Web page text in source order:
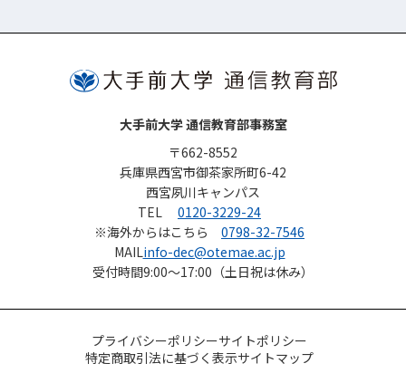
大手前大学 通信教育部事務室
〒662-8552
兵庫県西宮市御茶家所町6-42
西宮夙川キャンパス
TEL
0120-3229-24
※海外からはこちら 0798-32-7546
MAILinfo-dec@otemae.ac.jp
受付時間9:00～17:00（土日祝は休み）
プライバシーポリシーサイトポリシー
特定商取引法に基づく表示サイトマップ